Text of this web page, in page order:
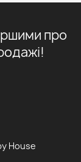
про
House